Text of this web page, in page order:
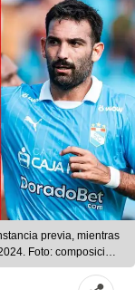
previa, mientras
Foto: composición